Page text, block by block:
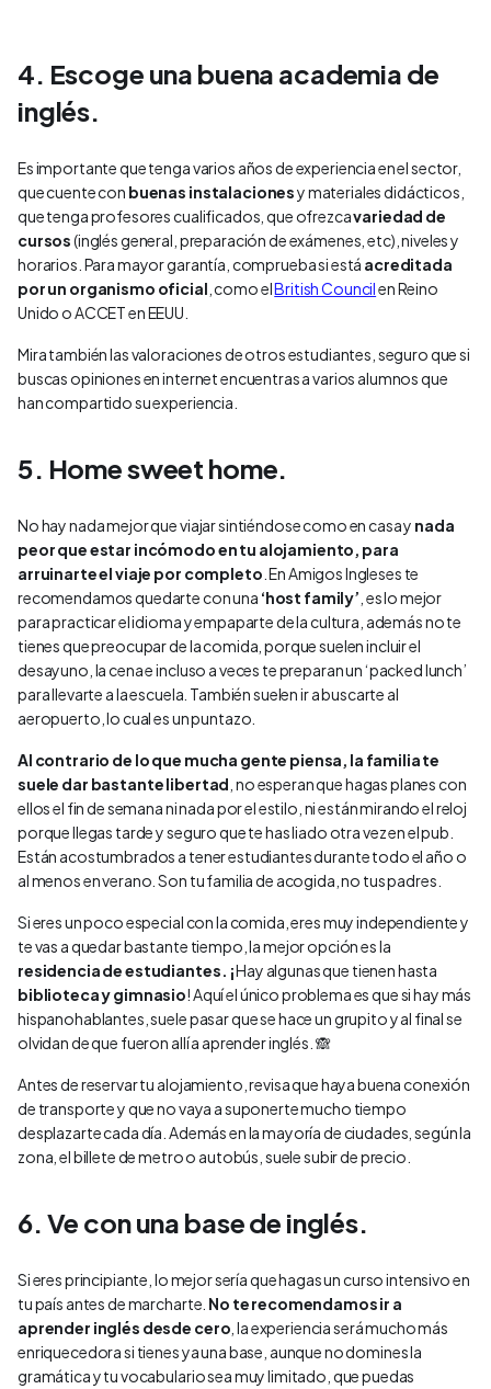
4. Escoge una buena academia de
inglés.
Es importante que tenga varios años de experiencia en el sector,
que cuente con buenas instalacionesy materiales didácticos,
que tenga profesores cualificados, que ofrezcavariedad de
cursos(inglés general, preparación de exámenes, etc), niveles y
horarios. Para mayor garantía, comprueba si está acreditada
por un organismo oficial , como elBritish Councilen Reino
Unido o ACCET en EEUU.
Mira también las valoraciones de otros estudiantes, seguro que si
buscas opiniones en internet encuentras a varios alumnos que
han compartido su experiencia.
5. Home sweet home.
No hay nada mejor que viajar sintiéndose como en casa y nada
peor que estar incómodo en tu alojamiento, para
arruinarte el viaje por completo . En Amigos Ingleses te
recomendamos quedarte con una ‘host family’ , es lo mejor
para practicar el idioma y empaparte de la cultura, además no te
tienes que preocupar de la comida, porque suelen incluir el
desayuno, la cena e incluso a veces te preparan un ‘packed lunch’
para llevarte a la escuela. También suelen ir a buscarte al
aeropuerto, lo cual es un puntazo.
Al contrario de lo que mucha gente piensa, la familia te
suele dar bastante libertad , no esperan que hagas planes con
ellos el fin de semana ni nada por el estilo, ni están mirando el reloj
porque llegas tarde y seguro que te has liado otra vez en el pub.
Están acostumbrados a tener estudiantes durante todo el año o
al menos en verano. Son tu familia de acogida, no tus padres.
Si eres un poco especial con la comida, eres muy independiente y
te vas a quedar bastante tiempo, la mejor opción es la
residencia de estudiantes. ¡Hay algunas que tienen hasta
biblioteca y gimnasio! Aquí el único problema es que si hay más
hispanohablantes, suele pasar que se hace un grupito y al final se
olvidan de que fueron allí a aprender inglés. 🙈
Antes de reservar tu alojamiento, revisa que haya buena conexión
de transporte y que no vaya a suponerte mucho tiempo
desplazarte cada día. Además en la mayoría de ciudades, según la
zona, el billete de metro o autobús, suele subir de precio.
6. Ve con una base de inglés.
Si eres principiante, lo mejor sería que hagas un curso intensivo en
tu país antes de marcharte. No te recomendamos ir a
aprender inglés desde cero , la experiencia será mucho más
enriquecedora si tienes ya una base, aunque no domines la
gramática y tu vocabulario sea muy limitado, que puedas